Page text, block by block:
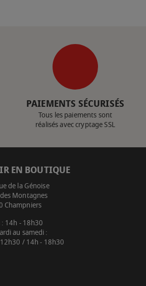
PAIEMENTS SÉCURISÉS
Tous les paiements sont
réalisés avec cryptage SSL
EN BOUTIQUE
de la Génoise
Montagnes
Champniers
14h - 18h30
au samedi :
/ 14h - 18h30